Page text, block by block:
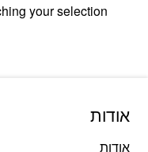
your selection.
אודות
אודות